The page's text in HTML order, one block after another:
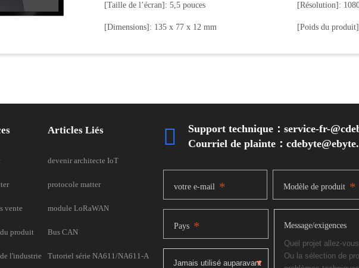
[Taille de l’écran]: 5,5 pouces [Résolution]:
[Dimensions]: 135 x 77 x 12 mm [Poids du
vente
produit
l'industrie
Articles Liés
devenir architecte IoT
protocole matter
module LoRaWAN
Bus CAN
Tutoriel série NA611/NA611-A

Support technique：service-fr-
Courriel de plainte：cdebyte
votre e-mail * Modèle de produit *
Pays * Message/exigences